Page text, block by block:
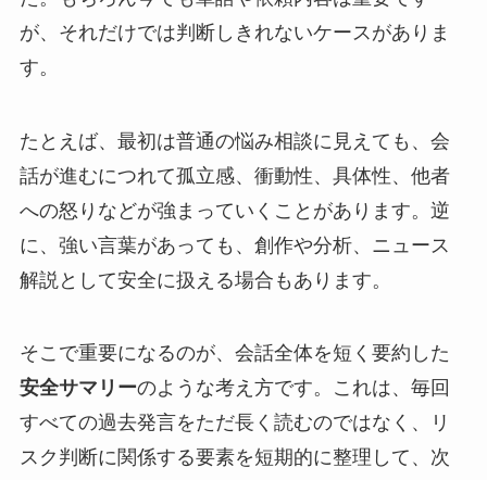
が、それだけでは判断しきれないケースがありま
す。
たとえば、最初は普通の悩み相談に見えても、会
話が進むにつれて孤立感、衝動性、具体性、他者
への怒りなどが強まっていくことがあります。逆
に、強い言葉があっても、創作や分析、ニュース
解説として安全に扱える場合もあります。
そこで重要になるのが、会話全体を短く要約した
安全サマリーのような考え方です。これは、毎回
すべての過去発言をただ長く読むのではなく、リ
スク判断に関係する要素を短期的に整理して、次